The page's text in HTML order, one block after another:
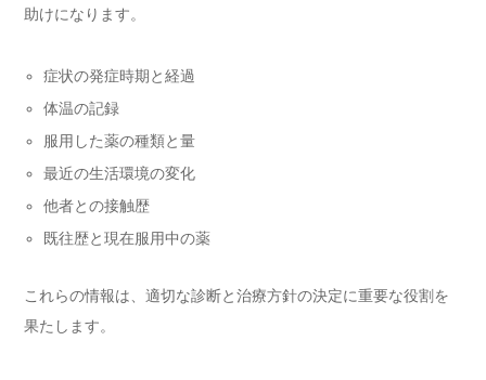
助けになります。
症状の発症時期と経過
体温の記録
服用した薬の種類と量
最近の生活環境の変化
他者との接触歴
既往歴と現在服用中の薬
これらの情報は、適切な診断と治療方針の決定に重要な役割を
果たします。